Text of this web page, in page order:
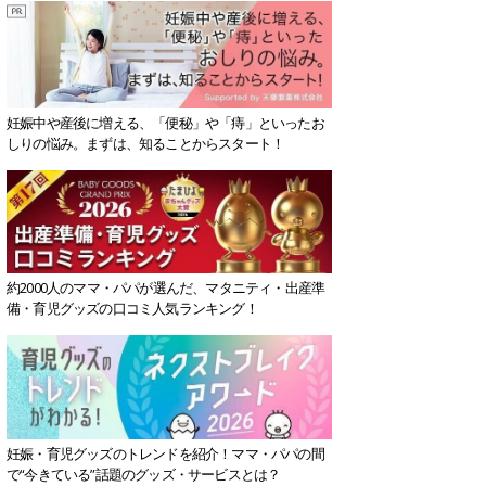
妊娠中や産後に増える、「便秘」や「痔」といったお
しりの悩み。まずは、知ることからスタート！
約2000人のママ・パパが選んだ、マタニティ・出産準
備・育児グッズの口コミ人気ランキング！
妊娠・育児グッズのトレンドを紹介！ママ・パパの間
で“今きている”話題のグッズ・サービスとは？